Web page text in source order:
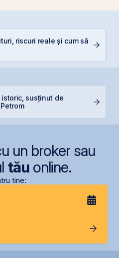
riscuri reale și cum să
istoric, susținut de
un broker sau
tăuonline.
tine: